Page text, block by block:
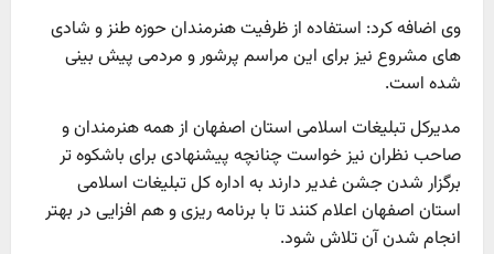
وی اضافه کرد: استفاده از ظرفیت هنرمندان حوزه طنز و شادی
های مشروع نیز برای این مراسم پرشور و مردمی پیش بینی
شده است.
مدیرکل تبلیغات اسلامی استان اصفهان از همه هنرمندان و
صاحب نظران نیز خواست چنانچه پیشنهادی برای باشکوه‌ تر
برگزار شدن جشن غدیر دارند به اداره کل تبلیغات اسلامی
استان اصفهان اعلام کنند تا با برنامه ریزی و هم افزایی در بهتر
انجام شدن آن تلاش شود.